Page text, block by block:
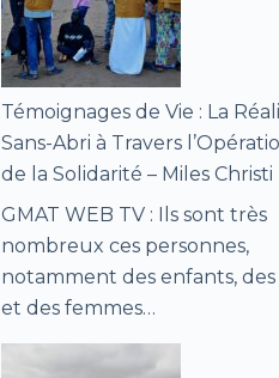
Témoignages de Vie : La
Sans-Abri à Travers
de la Solidarité – Miles Christi
GMAT WEB TV : Ils sont très
nombreux ces personnes,
notamment des enfants,
et des femmes…